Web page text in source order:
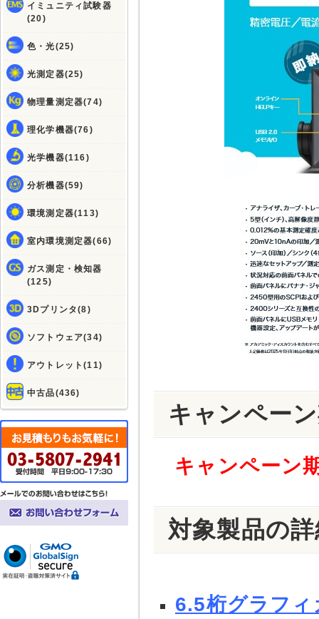
イミュニティ試験器
(20)
色・光(25)
光測定器(25)
物理量測定器(74)
理化学機器(76)
光学機器(116)
分析機器(59)
環境測定器(113)
室内環境測定器(66)
ガス測定・検知器
(125)
3Dプリンタ(8)
ソフトウェア(34)
アウトレット(11)
中古品(436)
キャンペー
キャンペーン
対象製品の
6.5桁グラフ